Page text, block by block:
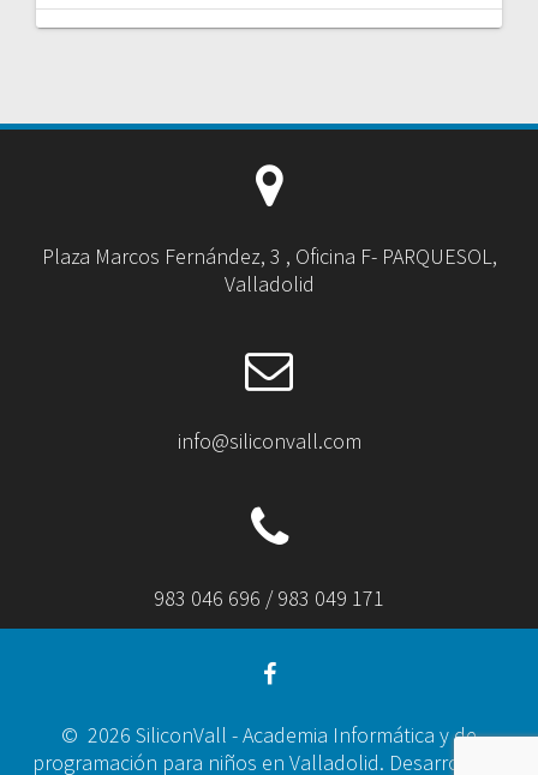
Plaza Marcos Fernández, 3 , Oficina F- PARQUESOL,
Valladolid
info@siliconvall.com
983 046 696 / 983 049 171
© 2026 SiliconVall - Academia Informática y de
programación para niños en Valladolid. Desarrollado